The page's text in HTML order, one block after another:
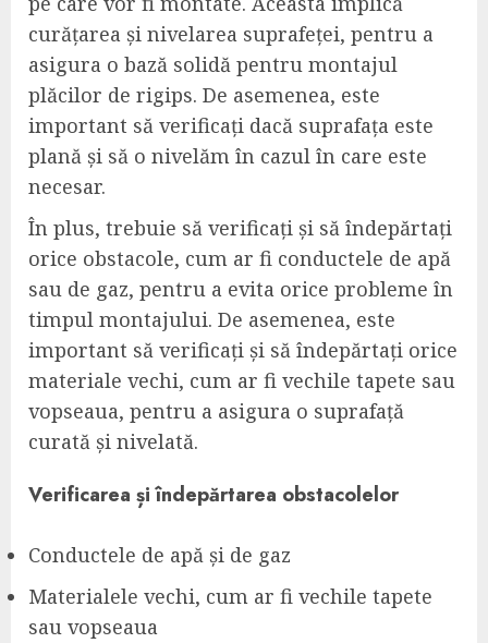
curățarea și nivelarea suprafeței, pentru a
asigura o bază solidă pentru montajul
plăcilor de rigips. De asemenea, este
important să verificați dacă suprafața este
plană și să o nivelăm în cazul în care este
necesar.
În plus, trebuie să verificați și să îndepărtați
orice obstacole, cum ar fi conductele de apă
sau de gaz, pentru a evita orice probleme în
timpul montajului. De asemenea, este
important să verificați și să îndepărtați orice
materiale vechi, cum ar fi vechile tapete sau
vopseaua, pentru a asigura o suprafață
curată și nivelată.
Verificarea și îndepărtarea obstacolelor
Conductele de apă și de gaz
Materialele vechi, cum ar fi vechile tapete
sau vopseaua